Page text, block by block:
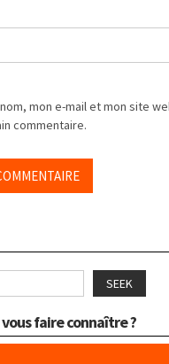
mon e-mail et mon site
commentaire.
SEEK
faire connaître ?